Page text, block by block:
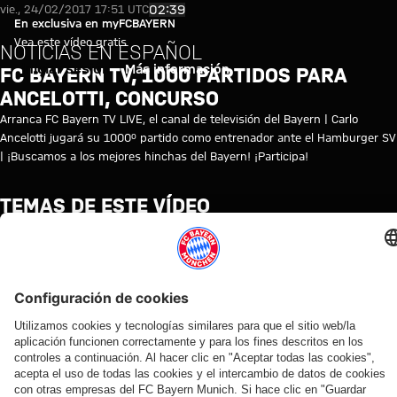
FC Bayern TV, 1000 partidos
Reproducir vídeo
En exclusiva en myFCBAYERN
Vea este vídeo gratis
Iniciar sesión Más información
vie., 24/02/2017 17:51 UTC02:39
NOTICIAS EN ESPAÑOL
FC BAYERN TV, 1000 PARTIDOS PARA
ANCELOTTI, CONCURSO
Arranca FC Bayern TV LIVE, el canal de televisión del Bayern | Carlo
Ancelotti jugará su 1000º partido como entrenador ante el Hamburger SV
| ¡Buscamos a los mejores hinchas del Bayern! ¡Participa!
TEMAS DE ESTE VÍDEO
VÍDEOS RELACIONADOS
AUDI
FOOTBALL
SUMMIT
Los
mejores
EN
VÍDEO
Manuel
Neuer
hace
EN
VÍDEO
La
rueda
de
AUDI
SUMMER
TOUR
En
diferido:
EN DIFERIDO
Así fue el
último
entrenamiento
antes del
EN
DIFERIDO
La rueda
de
prensa
VÍDEO
ENTRE
BASTIDORES
Así vivió el
FC Bayern
VÍDEO
Jonas
Urbig,
ante
los